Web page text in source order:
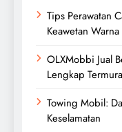
Tips Perawatan
Keawetan Warna
OLXMobbi Jual
Lengkap
Towing Mobil:
Keselamatan